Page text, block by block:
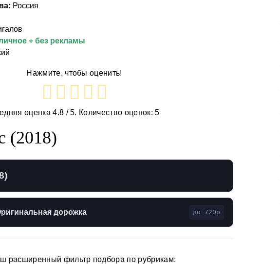
Россия
+ без рекламы
Нажмите, чтобы оценить!
оценка4.8 / 5. Количество оценок:5
(2018)
дорожка до 720p
расширенный фильтр подбора по рубрикам: